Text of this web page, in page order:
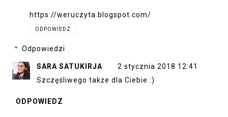
https://weruczyta.blogspot.com/
ODPOWIEDZ
Odpowiedzi
SARA SATUKIRJA
2 stycznia 2018 12:41
Szczęśliwego także dla Ciebie :)
ODPOWIEDZ